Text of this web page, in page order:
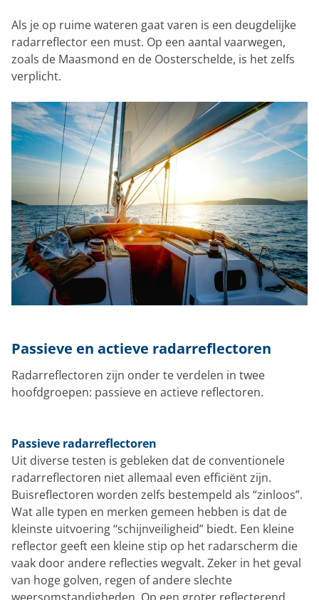
Als je op ruime wateren gaat varen is een deugdelijke
radarreflector een must. Op een aantal vaarwegen,
zoals de Maasmond en de Oosterschelde, is het zelfs
verplicht.
Passieve en actieve radarreflectoren
Radarreflectoren zijn onder te verdelen in twee
hoofdgroepen: passieve en actieve reflectoren.
Passieve radarreflectoren
Uit diverse testen is gebleken dat de conventionele
radarreflectoren niet allemaal even efficiënt zijn.
Buisreflectoren worden zelfs bestempeld als “zinloos”.
Wat alle typen en merken gemeen hebben is dat de
kleinste uitvoering “schijnveiligheid” biedt. Een kleine
reflector geeft een kleine stip op het radarscherm die
vaak door andere reflecties wegvalt. Zeker in het geval
van hoge golven, regen of andere slechte